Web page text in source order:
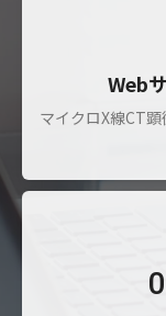
Web
マイクロX線CT